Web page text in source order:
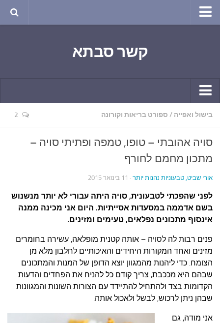
שירה
חגים ומועדים
ספורט בריאות וקורונה
הקונדיטוריה
עצות סבתא
סבתא מספרת
קשר משפחתי
פינת הנכד
קשר סבתא
קשר יומי
תחביבים
נוסטלגיה
סרטונים ואנימציה
סרטים מומלצים
בישול ואפייה / ספורט בריאות וקורונה 2
סויה אהובתי – טופו, טמפה ופתיתי סויה –
מתכון מחמם לחורף
אורי שביט, טבעוניות נהנות יותר · 11 בינואר 2015
לפני שהפכתי לטבעונית, סויה היתה עבורי לא יותר מנשנוש
בשם אדממה במסעדות אסייתיות. היום אני מכינה ממנה
אינסוף מתכונים נפלאים, טעימים ומזינים.
פנים רבות לה לסויה – אותה קטנית מופלאה, עשירה בחומרים
מזינים ואחד המקורות היחידים והאיכותיים לחלבון מלא מן
הצומח. כדי ליהנות מהמגוון יוצא הדופן של המנות והמתכונים
שבהם היא מככבת, צריך קודם כל להניח את הפחדים והדעות
הקדומות בצד ולהתחיל להתיידד עם הצורות השונות והמגוונות
שבהן ניתן לרכוש, לבשל ולאכול אותה.
אני מודה, גם